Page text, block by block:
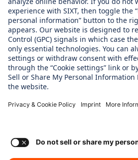
WHAT WE CARE ABOUT
Regine SIXT Children´s Aid Foundation
OUR PRODUCTS
SIXT Rent
SIXT Share
SIXT+ Car Subscription